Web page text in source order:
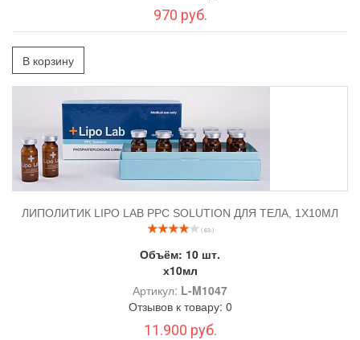
970 руб.
В корзину
ЛИПОЛИТИК LIPO LAB PPC SOLUTION ДЛЯ ТЕЛА, 1Х10МЛ
( 63 )
Объём: 10 шт.
х10мл
Артикул: L-M1047
Отзывов к товару: 0
11.900 руб.